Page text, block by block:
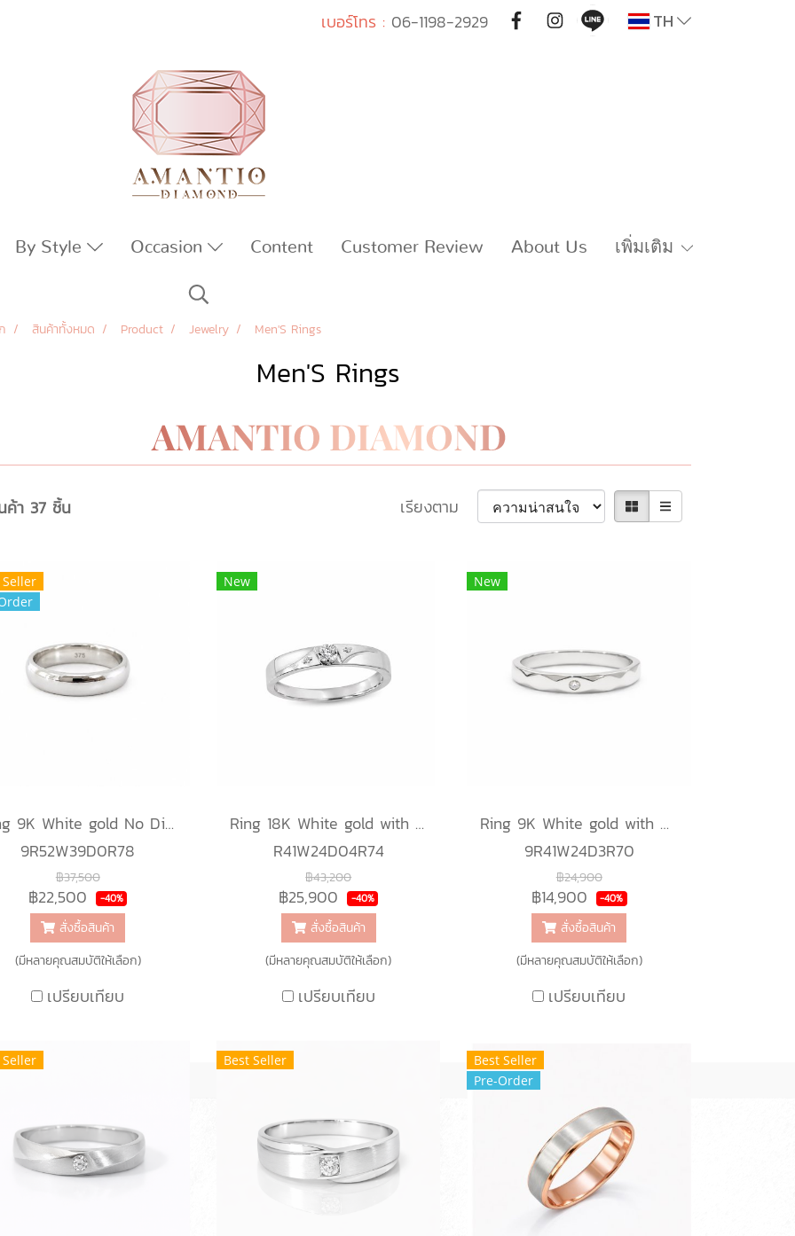
เบอร์โทร : 06-1198-2929 TH
By Style Occasion Content Customer Review About Us เพิ่มเติม
สินค้าทั้งหมด Product Jewelry Men'S Rings
Men'S Rings
า 37 ชิ้น เรียงตาม
Ring 9K White gold No Diamond
9R52W39D0R78
฿37,500
฿22,500 -40%
สั่งซื้อสินค้า
(มีหลายคุณสมบัติให้เลือก)
เปรียบเทียบ
New
Ring 18K White gold with Round Diamond
R41W24D04R74
฿43,200
฿25,900 -40%
สั่งซื้อสินค้า
(มีหลายคุณสมบัติให้เลือก)
เปรียบเทียบ
New
Ring 9K White gold with Round Diamond
9R41W24D3R70
฿24,900
฿14,900 -40%
สั่งซื้อสินค้า
(มีหลายคุณสมบัติให้เลือก)
เปรียบเทียบ
Best Seller
Best Seller
Pre-Order